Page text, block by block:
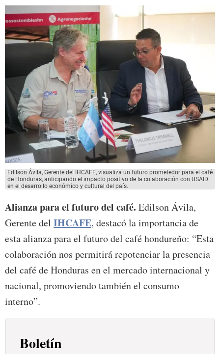
Edilson Ávila, Gerente del IHCAFE, visualiza un futuro prometedor para el café
de Honduras, anticipando el impacto positivo de la colaboración con USAID
en el desarrollo económico y cultural del país.
Alianza para el futuro del café. Edilson Ávila,
Gerente del IHCAFE, destacó la importancia de
esta alianza para el futuro del café hondureño: “Esta
colaboración nos permitirá repotenciar la presencia
del café de Honduras en el mercado internacional y
nacional, promoviendo también el consumo
interno”.
Boletín